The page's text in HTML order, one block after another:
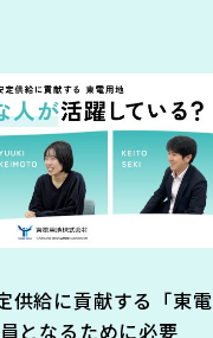
供給に貢献する「東電
となるために必要